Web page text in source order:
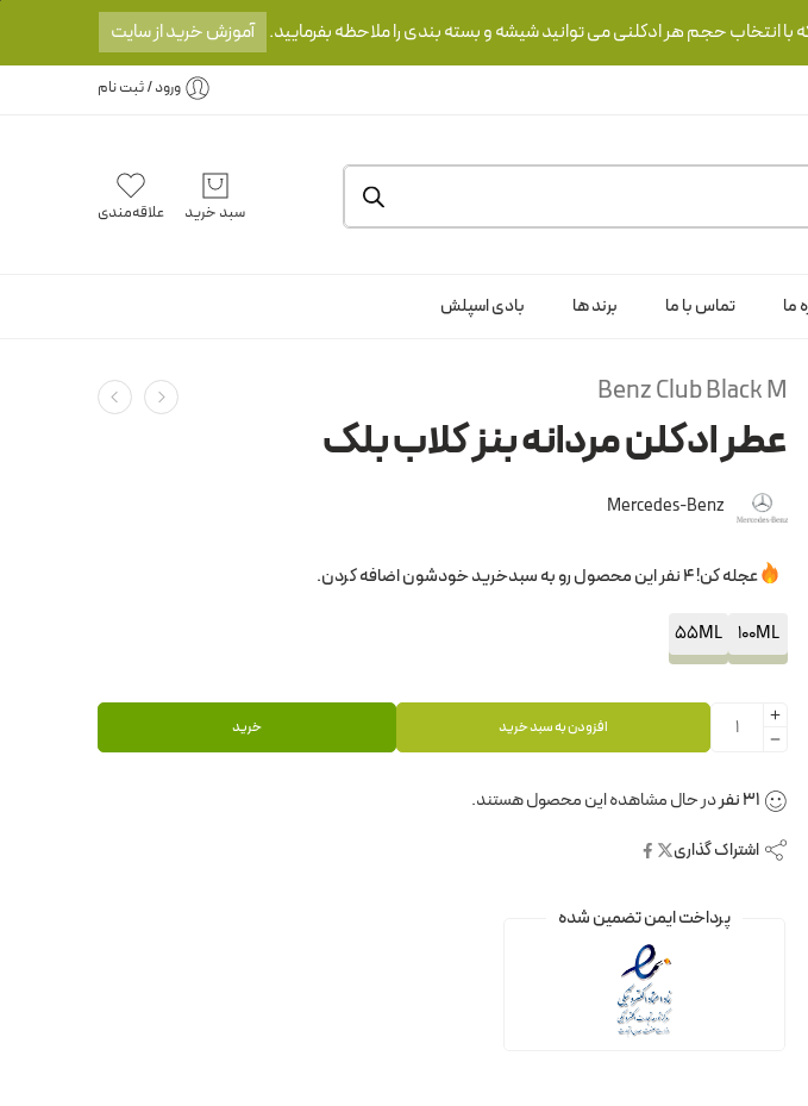
انتخاب حجم هر ادکلنی می توانید شیشه و بسته بندی را ملاحظه بفرمایید. آموزش خرید از سایت
ورود / ثبت نام
سبد خرید علاقه‌مندی
ما تماس با ما برند ها بادی اسپلش
Benz Club Black M
عطر ادکلن مردانه بنز کلاب بلک
Mercedes-Benz
عجله کن! 4 نفر این محصول رو به سبدخرید خودشون اضافه کردن.
100ML
55ML
افزودن به سبد خرید خرید
31نفردر حال مشاهده این محصول هستند.
اشتراک گذاری
پرداخت ایمن تضمین شده